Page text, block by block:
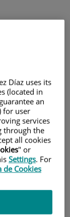
A
and proteomic
Díaz uses its
(located in
an
for user
services
through the
all cookies
" or
Settings. For
de Cookies